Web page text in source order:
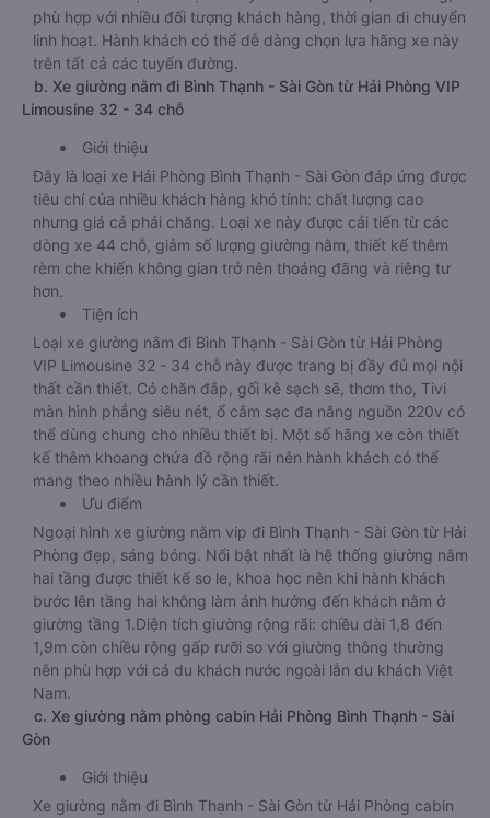
phù hợp với nhiều đối tượng khách hàng, thời gian di chuyển
linh hoạt. Hành khách có thể dễ dàng chọn lựa hãng xe này
trên tất cả các tuyến đường.
b. Xe giường nằm đi Bình Thạnh - Sài Gòn từ Hải Phòng VIP
Limousine 32 - 34 chỗ
Giới thiệu
Đây là loại xe Hải Phòng Bình Thạnh - Sài Gòn đáp ứng được
tiêu chí của nhiều khách hàng khó tính: chất lượng cao
nhưng giá cả phải chăng. Loại xe này được cải tiến từ các
dòng xe 44 chỗ, giảm số lượng giường nằm, thiết kế thêm
rèm che khiến không gian trở nên thoáng đãng và riêng tư
hơn.
Tiện ích
Loại xe giường nằm đi Bình Thạnh - Sài Gòn từ Hải Phòng
VIP Limousine 32 - 34 chỗ này được trang bị đầy đủ mọi nội
thất cần thiết. Có chăn đắp, gối kê sạch sẽ, thơm tho, Tivi
màn hình phẳng siêu nét, ổ cắm sạc đa năng nguồn 220v có
thể dùng chung cho nhiều thiết bị. Một số hãng xe còn thiết
kế thêm khoang chứa đồ rộng rãi nên hành khách có thể
mang theo nhiều hành lý cần thiết.
Ưu điểm
Ngoại hình xe giường nằm vip đi Bình Thạnh - Sài Gòn từ Hải
Phòng đẹp, sáng bóng. Nổi bật nhất là hệ thống giường nằm
hai tầng được thiết kế so le, khoa học nên khi hành khách
bước lên tầng hai không làm ảnh hưởng đến khách nằm ở
giường tầng 1.Diện tích giường rộng rãi: chiều dài 1,8 đến
1,9m còn chiều rộng gấp rưỡi so với giường thông thường
nên phù hợp với cả du khách nước ngoài lẫn du khách Việt
Nam.
c. Xe giường nằm phòng cabin Hải Phòng Bình Thạnh - Sài
Gòn
Giới thiệu
Xe giường nằm đi Bình Thạnh - Sài Gòn từ Hải Phòng cabin